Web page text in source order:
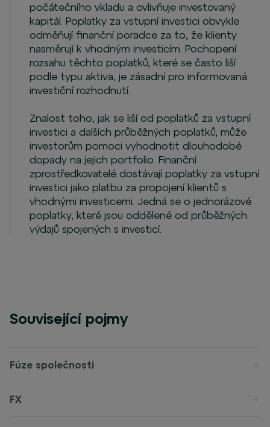
počátečního vkladu a ovlivňuje investovaný
kapitál. Poplatky za vstupní investici obvykle
odměňují finanční poradce za to, že klienty
nasměrují k vhodným investicím. Pochopení
rozsahu těchto poplatků, které se často liší
podle typu aktiva, je zásadní pro informovaná
investiční rozhodnutí.
Znalost toho, jak se liší od poplatků za vstupní
investici a dalších průběžných poplatků, může
investorům pomoci vyhodnotit dlouhodobé
dopady na jejich portfolio. Finanční
zprostředkovatelé dostávají poplatky za vstupní
investici jako platbu za propojení klientů s
vhodnými investicemi. Jedná se o jednorázové
poplatky, které jsou oddělené od průběžných
výdajů spojených s investicí.
Související pojmy
Fúze společnosti
FX